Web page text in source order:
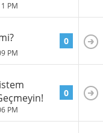
PM
PM
0
PM
0